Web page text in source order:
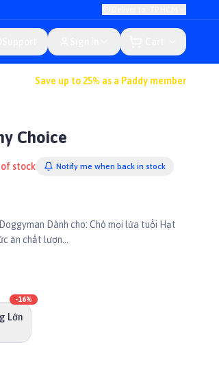
Save up to 25% as a Paddy member
Choice
stock Notify me when back in stock
ăn chất lượn...
Lớn
-16%